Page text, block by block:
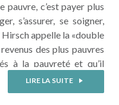
c’est payer plus
s’assurer, se soigner,
appelle la «double
des plus pauvres
à la pauvreté et qu’il
Familier du sujet
LIRE LA SUITE